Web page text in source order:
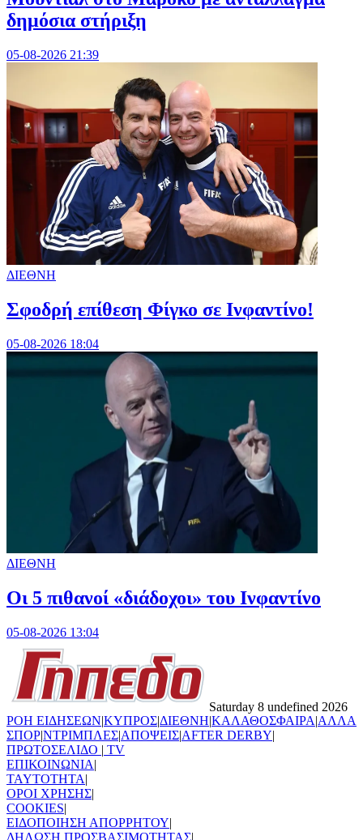
δημόσια στήριξη
05-08-2026 21:39
ΔΙΕΘΝΗ
Σφοδρή επίθεση Φίγκο σε Ινφαντίνο!
05-08-2026 18:04
ΔΙΕΘΝΗ
Οι 5 πιθανοί «διάδοχοι» του Ινφαντίνο
05-08-2026 13:04
Saturday 8 undefined 2026
ΡΟΗ ΕΙΔΗΣΕΩΝ|ΚΥΠΡΟΣ|ΔΙΕΘΝΗ|ΚΑΛΑΘΟΣΦΑΙΡΑ|ΑΛΛΑ
ΣΠΟΡ|ΝΤΡΙΜΠΛΕΣ|ΑΠΟΨΕΙΣ|AFTER DERBY|
ΠΡΩΤΟΣΕΛΙΔΟ | TV
ΕΠΙΚΟΙΝΩΝΙΑ|
TAYTOTHTA|
ΟΡΟΙ ΧΡΗΣΗΣ|
COOKIES|
ΕΙΔΟΠΟΙΗΣΗ ΑΠΟΡΡΗΤΟΥ|